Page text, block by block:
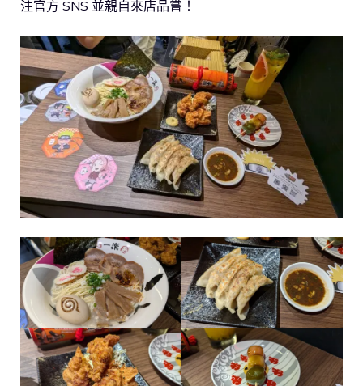
注官方 SNS 並親自來店品嘗！